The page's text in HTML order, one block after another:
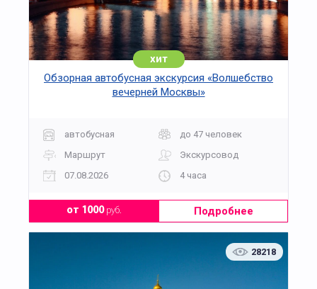
хит
Обзорная автобусная экскурсия «Волшебство
вечерней Москвы»
автобусная
до 47 человек
Маршрут
Экскурсовод
07.08.2026
4 часа
от 1000руб. Подробнее
28218